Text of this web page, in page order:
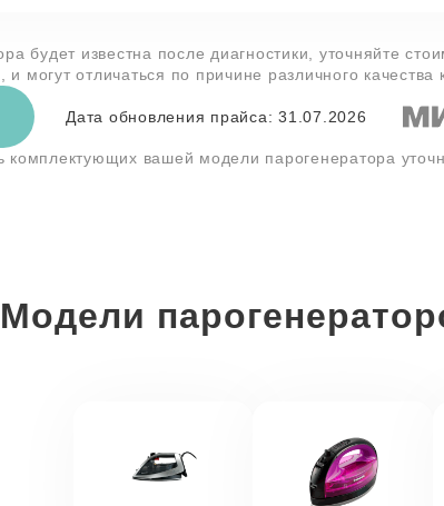
будет известна после диагностики, уточняйте
могут отличаться по причине различного
Дата обновления прайса: 31.07.2026
комплектующих вашей модели парогенератора
Модели